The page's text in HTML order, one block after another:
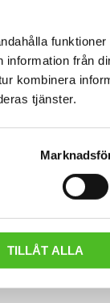
funktioner
från
kombinera
tjänster.
TILLÅT ALLA